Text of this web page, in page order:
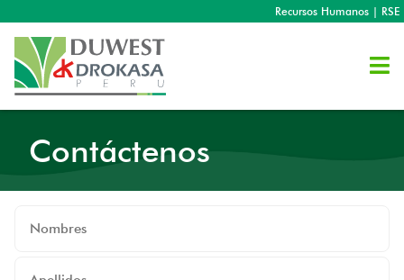
Recursos Humanos | RSE
Contáctenos